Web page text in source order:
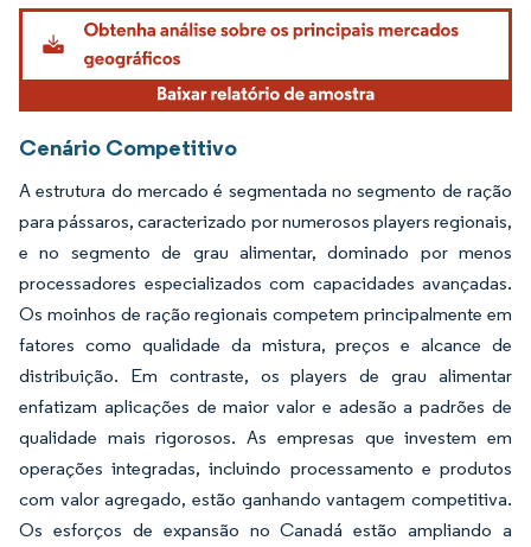
Imagem © Mordor Intelligence. O reuso requer atribuição conforme CC BY 4.0.
Cenário Competitivo
A estrutura do mercado é segmentada no segmento de ração
para pássaros, caracterizado por numerosos players regionais,
e no segmento de grau alimentar, dominado por menos
processadores especializados com capacidades avançadas.
Os moinhos de ração regionais competem principalmente em
fatores como qualidade da mistura, preços e alcance de
distribuição. Em contraste, os players de grau alimentar
enfatizam aplicações de maior valor e adesão a padrões de
qualidade mais rigorosos. As empresas que investem em
operações integradas, incluindo processamento e produtos
com valor agregado, estão ganhando vantagem competitiva.
Os esforços de expansão no Canadá estão ampliando a